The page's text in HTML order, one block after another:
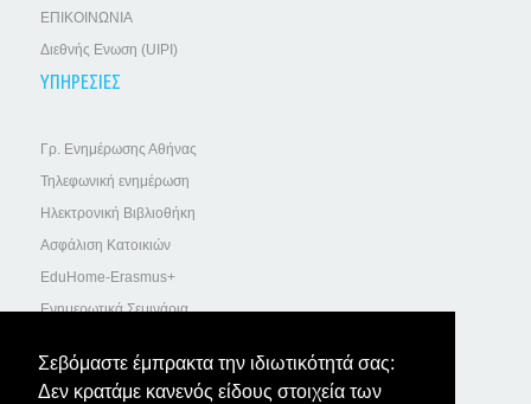
Σεβόμαστε έμπρακτα την ιδιωτικότητά σας:
Δεν κρατάμε κανενός είδους στοιχεία των
ΕΠΙΚΟΙΝΩΝΙΑ
Διεθνής Ενωση (UIPI)
ΥΠΗΡΕΣΙΕΣ
Γρ. Ενημέρωσης Αθήνας
Τηλεφωνική ενημέρωση
Ηλεκτρονική Βιβλιοθήκη
Ασφάλιση Κατοικιών
EduHome-Erasmus+
Ενημερωτικά Σεμινάρια
ΟΔΗΓΟΣ ΙΔΙΟΚΤΗΤΗ-ΔΙΑΧΕΙΡΙΣΤΗ